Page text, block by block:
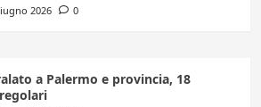
2026 0
a Palermo e provincia, 18